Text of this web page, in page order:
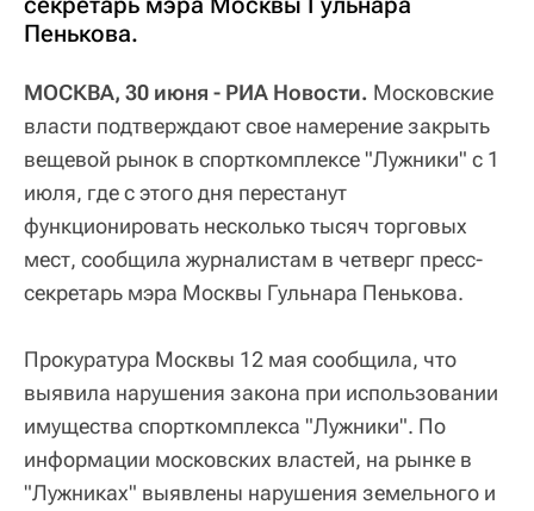
Пенькова.
МОСКВА, 30 июня - РИА Новости. Московские
власти подтверждают свое намерение закрыть
вещевой рынок в спорткомплексе "Лужники" с 1
июля, где с этого дня перестанут
функционировать несколько тысяч торговых
мест, сообщила журналистам в четверг пресс-
секретарь мэра Москвы Гульнара Пенькова.
Прокуратура Москвы 12 мая сообщила, что
выявила нарушения закона при использовании
имущества спорткомплекса "Лужники". По
информации московских властей, на рынке в
"Лужниках" выявлены нарушения земельного и